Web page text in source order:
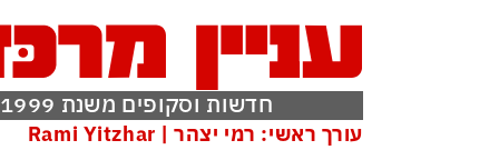
חדשות וסקופים משנת 1999
עורך ראשי: רמי יצהר | Rami Yitzhar